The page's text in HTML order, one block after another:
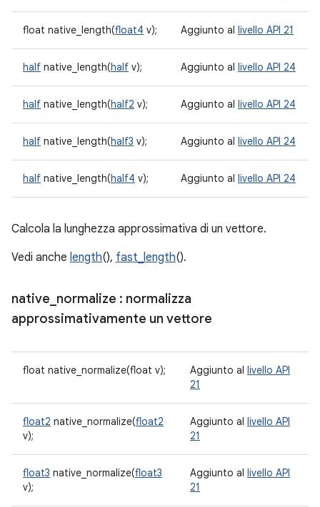
float native_length(float4 v); Aggiunto al livello API 21
half native_length(half v); Aggiunto al livello API 24
half native_length(half2 v); Aggiunto al livello API 24
half native_length(half3 v); Aggiunto al livello API 24
half native_length(half4 v); Aggiunto al livello API 24
Calcola la lunghezza approssimativa di un vettore.
Vedi anche length(), fast_length().
native normalize : normalizza
approssimativamente un vettore
float native_normalize(float v); Aggiunto al livello API
21
float2 native_normalize(float2
v);
Aggiunto al livello API
21
float3 native_normalize(float3
v);
Aggiunto al livello API
21